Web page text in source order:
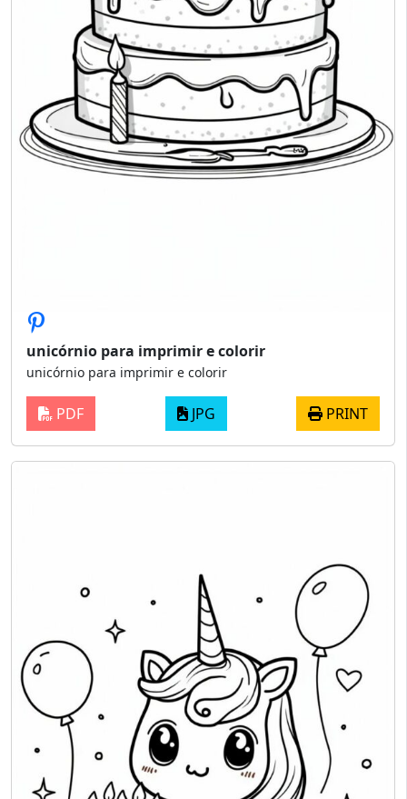
unicórnio para imprimir e colorir
unicórnio para imprimir e colorir
PDF JPG PRINT